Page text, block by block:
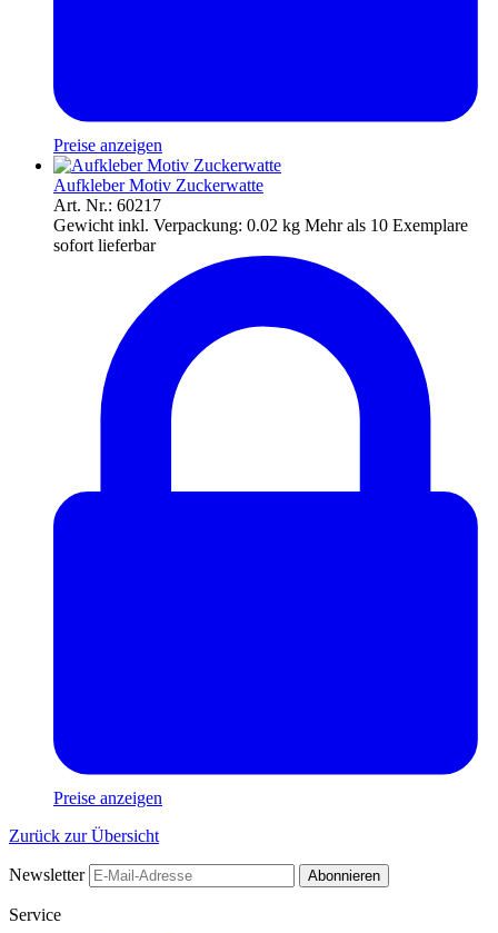
Preise anzeigen
Aufkleber Motiv Zuckerwatte
Art. Nr.: 60217
Gewicht inkl. Verpackung: 0.02 kg Mehr als 10 Exemplare
sofort lieferbar
Preise anzeigen
Zurück zur Übersicht
Newsletter Abonnieren
Service